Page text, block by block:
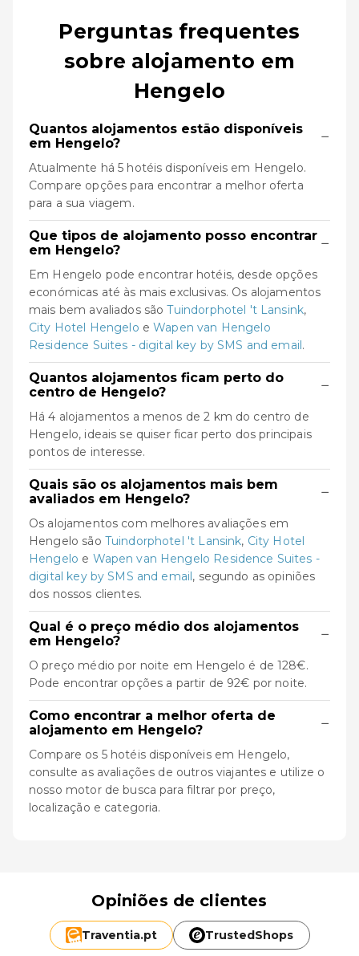
Perguntas frequentes
sobre alojamento em
Hengelo
Quantos alojamentos estão disponíveis
em Hengelo?
−
Atualmente há 5 hotéis disponíveis em Hengelo.
Compare opções para encontrar a melhor oferta
para a sua viagem.
Que tipos de alojamento posso encontrar
em Hengelo?
−
Em Hengelo pode encontrar hotéis, desde opções
económicas até às mais exclusivas. Os alojamentos
mais bem avaliados sãoTuindorphotel 't Lansink,
City Hotel Hengelo eWapen van Hengelo
Residence Suites - digital key by SMS and email.
Quantos alojamentos ficam perto do
centro de Hengelo?
−
Há 4 alojamentos a menos de 2 km do centro de
Hengelo, ideais se quiser ficar perto dos principais
pontos de interesse.
Quais são os alojamentos mais bem
avaliados em Hengelo?
−
Os alojamentos com melhores avaliações em
Hengelo são Tuindorphotel 't Lansink, City Hotel
Hengelo e Wapen van Hengelo Residence Suites -
digital key by SMS and email, segundo as opiniões
dos nossos clientes.
Qual é o preço médio dos alojamentos
em Hengelo?
−
O preço médio por noite em Hengelo é de 128€.
Pode encontrar opções a partir de 92€ por noite.
Como encontrar a melhor oferta de
alojamento em Hengelo?
−
Compare os 5 hotéis disponíveis em Hengelo,
consulte as avaliações de outros viajantes e utilize o
nosso motor de busca para filtrar por preço,
localização e categoria.
Opiniões de clientes
Traventia.pt TrustedShops